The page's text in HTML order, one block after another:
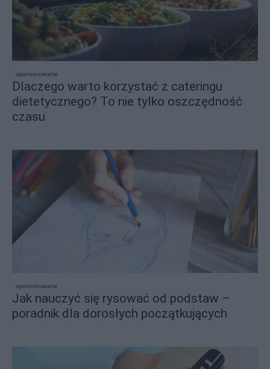
sponsorowane
Dlaczego warto korzystać z cateringu
dietetycznego? To nie tylko oszczędność
czasu
sponsorowane
Jak nauczyć się rysować od podstaw –
poradnik dla dorosłych początkujących